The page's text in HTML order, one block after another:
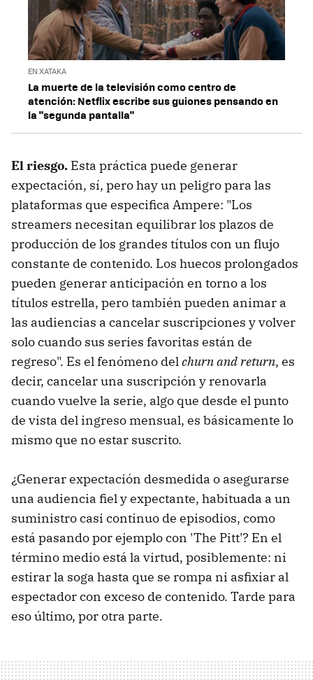
EN XATAKA
La muerte de la televisión como centro de
atención: Netflix escribe sus guiones pensando en
la "segunda pantalla"
El riesgo. Esta práctica puede generar
expectación, sí, pero hay un peligro para las
plataformas que especifica Ampere: "Los
streamers necesitan equilibrar los plazos de
producción de los grandes títulos con un flujo
constante de contenido. Los huecos prolongados
pueden generar anticipación en torno a los
títulos estrella, pero también pueden animar a
las audiencias a cancelar suscripciones y volver
solo cuando sus series favoritas están de
regreso". Es el fenómeno delchurn and return, es
decir, cancelar una suscripción y renovarla
cuando vuelve la serie, algo que desde el punto
de vista del ingreso mensual, es básicamente lo
mismo que no estar suscrito.
¿Generar expectación desmedida o asegurarse
una audiencia fiel y expectante, habituada a un
suministro casi continuo de episodios, como
está pasando por ejemplo con 'The Pitt'? En el
término medio está la virtud, posiblemente: ni
estirar la soga hasta que se rompa ni asfixiar al
espectador con exceso de contenido. Tarde para
eso último, por otra parte.